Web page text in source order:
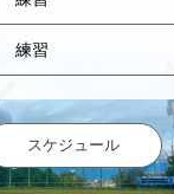
練習
スケジュール